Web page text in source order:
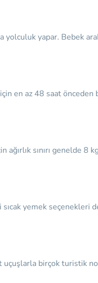
yapar. Bebek
az 48 saat önceden
sınırı genelde 8
yemek seçenekleri
birçok turistik